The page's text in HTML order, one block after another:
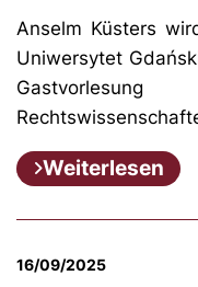
Anselm Küsters
Uniwersytet
Weiterlesen
16/09/2025